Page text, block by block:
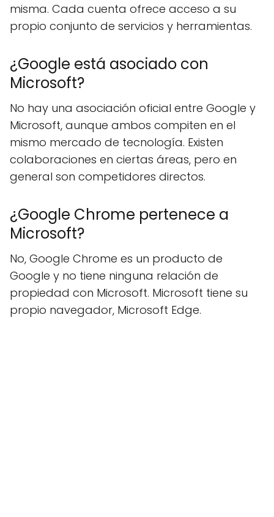
misma. Cada cuenta ofrece acceso a su
propio conjunto de servicios y herramientas.
¿Google está asociado con
Microsoft?
No hay una asociación oficial entre Google y
Microsoft, aunque ambos compiten en el
mismo mercado de tecnología. Existen
colaboraciones en ciertas áreas, pero en
general son competidores directos.
¿Google Chrome pertenece a
Microsoft?
No, Google Chrome es un producto de
Google y no tiene ninguna relación de
propiedad con Microsoft. Microsoft tiene su
propio navegador, Microsoft Edge.